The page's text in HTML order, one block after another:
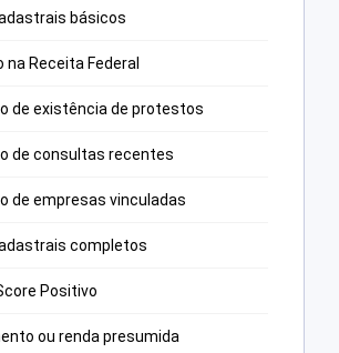
básicos
na Receita Federal
de existência de protestos
de consultas recentes
de empresas vinculadas
completos
Positivo
ou renda presumida